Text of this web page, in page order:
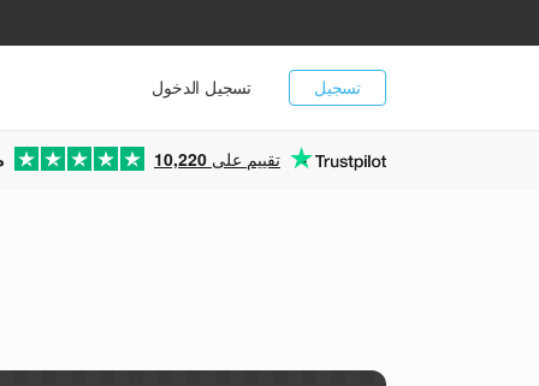
تسجيل تسجيل الدخول
10,220 تقييم على